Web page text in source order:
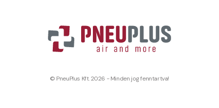
© PneuPlus Kft. 2026 - Minden jog fenntartva!